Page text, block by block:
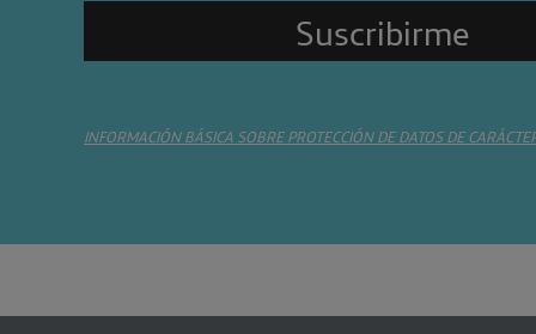
INFORMACIÓN BÁSICA SOBRE PROTECCIÓN DE DATOS DE